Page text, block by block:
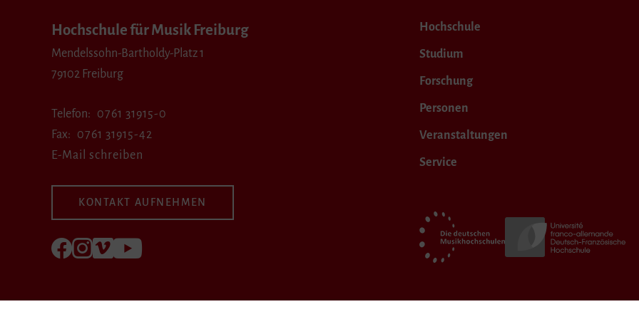
Hochschule für Musik Freiburg
Mendelssohn-Bartholdy-Platz 1
79102 Freiburg
Telefon
0761 31915-0
Fax
0761 31915-42
E-Mail schreiben
KONTAKT AUFNEHMEN
Folgen Sie uns auf Facebook
Folgen Sie uns auf Instagram
Besuchen Sie uns bei Vimeo
Hochschule
Studium
Forschung
Personen
Veranstaltungen
Service